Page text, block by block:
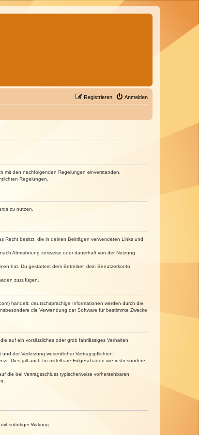
Anmelden
Registrieren
mit den nachfolgenden Regelungen einverstanden.
Regelungen.
zu nutzen.
Recht besitzt, die in deinen Beiträgen verwendeten Links und
Abmahnung zeitweise oder dauerhaft von der Nutzung
hat. Du gestattest dem Betreiber, dein Benutzerkonto,
zuzufügen.
handelt; deutschsprachige Informationen werden durch die
die Verwendung der Software für bestimmte Zwecke
auf ein vorsätzliches oder grob fahrlässiges Verhalten
der Verletzung wesentlicher Vertragspflichten
Dies gilt auch für mittelbare Folgeschäden wie insbesondere
die bei Vertragsschluss typischerweise vorhersehbaren
sofortiger Wirkung.